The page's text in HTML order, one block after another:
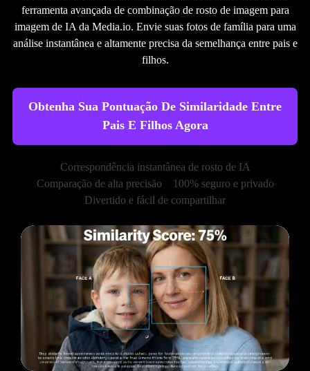
ferramenta avançada de combinação de rosto de imagem para
imagem de IA da Media.io. Envie suas fotos de família para uma
análise instantânea e altamente precisa da semelhança entre pais e
filhos.
Obtenha Sua Pontuação De Similaridade Entre
Pais E Filhos Agora
Correspondência instantânea de rosto de IA
Comparação de alta precisão
100% seguro e privado
Divertido e fácil de compartilhar